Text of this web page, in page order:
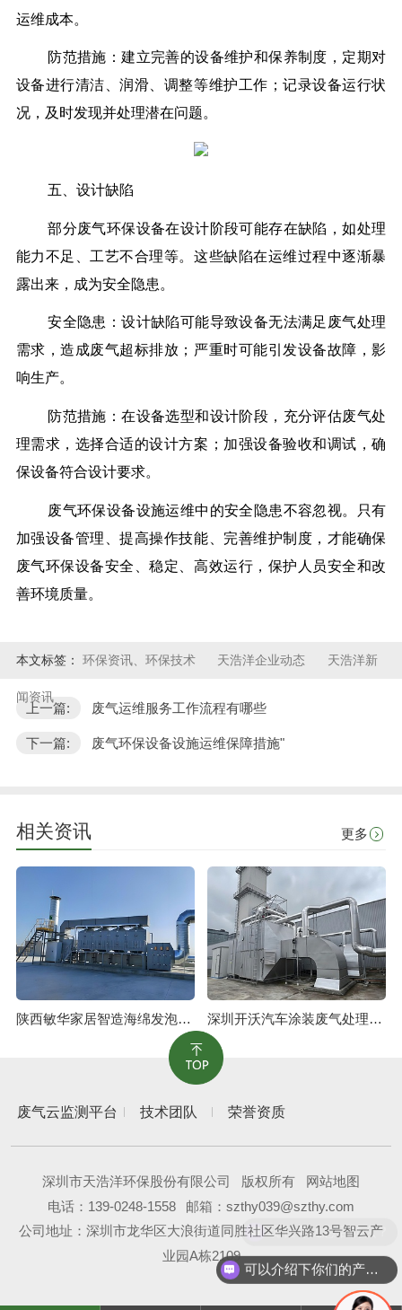
运维成本。
防范措施：建立完善的设备维护和保养制度，定期对
设备进行清洁、润滑、调整等维护工作；记录设备运行状
况，及时发现并处理潜在问题。
五、设计缺陷
部分废气环保设备在设计阶段可能存在缺陷，如处理
能力不足、工艺不合理等。这些缺陷在运维过程中逐渐暴
露出来，成为安全隐患。
安全隐患：设计缺陷可能导致设备无法满足废气处理
需求，造成废气超标排放；严重时可能引发设备故障，影
响生产。
防范措施：在设备选型和设计阶段，充分评估废气处
理需求，选择合适的设计方案；加强设备验收和调试，确
保设备符合设计要求。
废气环保设备设施运维中的安全隐患不容忽视。只有
加强设备管理、提高操作技能、完善维护制度，才能确保
废气环保设备安全、稳定、高效运行，保护人员安全和改
善环境质量。
本文标签： 环保资讯、环保技术 天浩洋企业动态 天浩洋新
闻资讯
上一篇: 废气运维服务工作流程有哪些
下一篇: 废气环保设备设施运维保障措施"
相关资讯 更多
陕西敏华家居智造海绵发泡废气治理工程 深圳开沃汽车涂装废气处理工程
废气云监测平台 技术团队 荣誉资质
深圳市天浩洋环保股份有限公司 版权所有
网站地图
电话： 139-0248-1558
邮箱：szthy039@szthy.com
公司地址：深圳市龙华区大浪街道同胜社区华兴路13号智云产
业园A栋2109
可以介绍下你们的产品么？
现在有优惠活动么？